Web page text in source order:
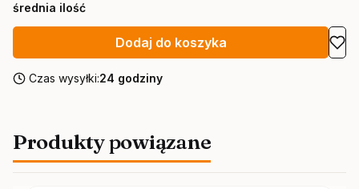
średnia ilość
Dodaj do koszyka
Czas wysyłki:24 godziny
Produkty powiązane